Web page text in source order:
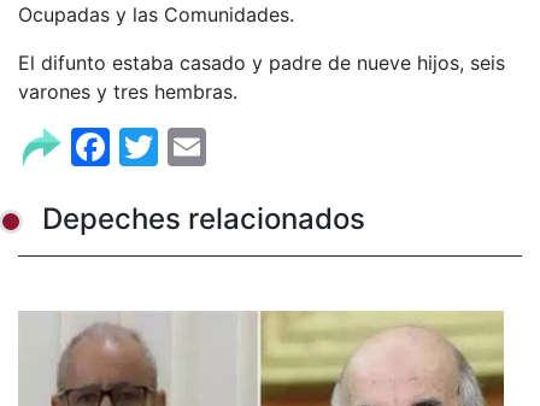
Ocupadas y las Comunidades.
El difunto estaba casado y padre de nueve hijos, seis
varones y tres hembras.
Facebook
Twitter
Depeches relacionados